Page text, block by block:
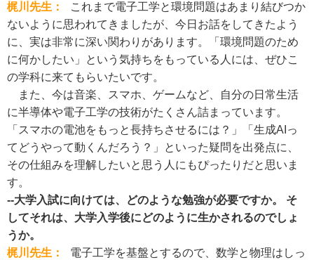
梶川先生：
これまで電子工学と環境問題はあまり結びつか
ないように思われてきましたが、今日お話をしてきたよう
に、実は非常に深い関わりがあります。「環境問題のため
に何かしたい」という気持ちをもっている人には、ぜひこ
の学科に来てもらいたいです。
また、今は音楽、スマホ、ゲームなど、自分の日常生活
に半導体や電子工学の技術がたくさん詰まっています。
「スマホの電池をもっと長持ちさせるには？」「生成AIっ
てどうやって動くんだろう？」といった疑問を出発点に、
その仕組みを理解したいと思う人にもぴったりだと思いま
す。
--大学入試に向けては、どのような勉強が必要ですか。 そ
してそれは、大学入学後にどのように生かされるのでしょ
うか。
梶川先生：
電子工学を基盤とするので、数学と物理はしっ